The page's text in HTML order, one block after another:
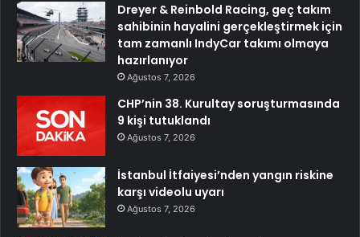
Dreyer & Reinbold Racing, geç takım
sahibinin hayalini gerçekleştirmek için
tam zamanlı IndyCar takımı olmaya
hazırlanıyor
Ağustos 7, 2026
CHP’nin 38. Kurultay soruşturmasında
9 kişi tutuklandı
Ağustos 7, 2026
İstanbul İtfaiyesi’nden yangın riskine
karşı videolu uyarı
Ağustos 7, 2026